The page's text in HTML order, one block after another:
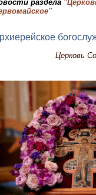
раздела
Церковь